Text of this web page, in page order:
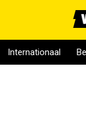
Internationaal